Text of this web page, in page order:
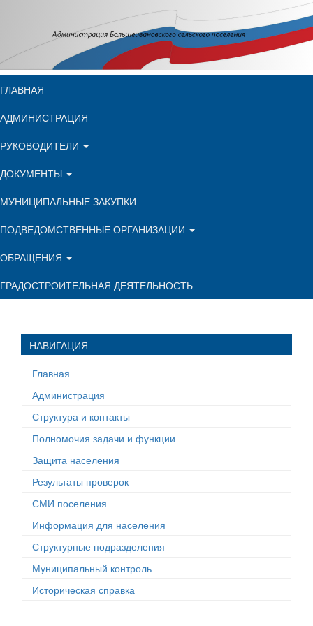
ГЛАВНАЯ
АДМИНИСТРАЦИЯ
РУКОВОДИТЕЛИ
ДОКУМЕНТЫ
МУНИЦИПАЛЬНЫЕ ЗАКУПКИ
ПОДВЕДОМСТВЕННЫЕ ОРГАНИЗАЦИИ
ОБРАЩЕНИЯ
ГРАДОСТРОИТЕЛЬНАЯ ДЕЯТЕЛЬНОСТЬ
НАВИГАЦИЯ
Главная
Администрация
Структура и контакты
Полномочия задачи и функции
Защита населения
Результаты проверок
СМИ поселения
Информация для населения
Структурные подразделения
Муниципальный контроль
Историческая справка